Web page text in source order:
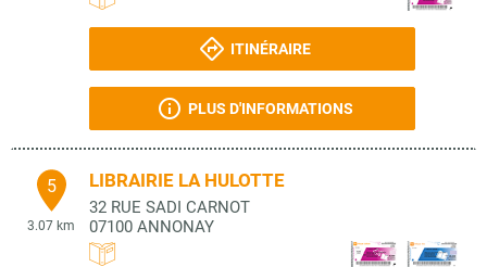
ITINÉRAIRE
PLUS D'INFORMATIONS
5
3.07 km
LIBRAIRIE LA HULOTTE
32 RUE SADI CARNOT
07100 ANNONAY